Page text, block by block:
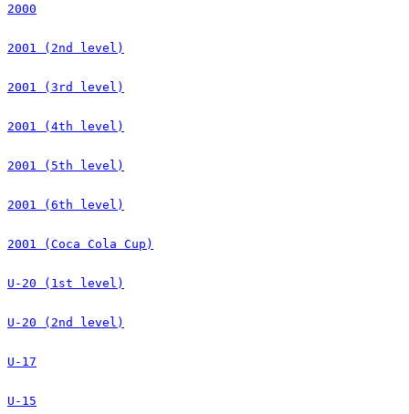
2000
2001 (2nd level)
2001 (3rd level)
2001 (4th level)
2001 (5th level)
2001 (6th level)
2001 (Coca Cola Cup)
U-20 (1st level)
U-20 (2nd level)
U-17
U-15